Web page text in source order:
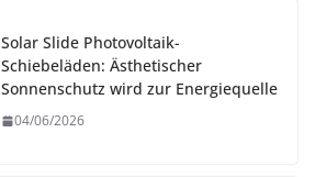
Solar Slide Photovoltaik-
Schiebeläden: Ästhetischer
Sonnenschutz wird zur Energiequelle
04/06/2026